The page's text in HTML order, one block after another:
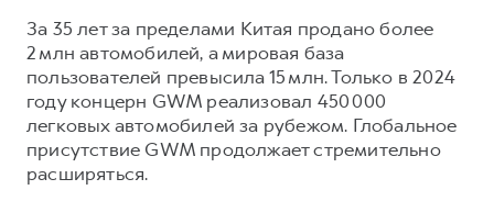
За 35 лет за пределами Китая продано более
2 млн автомобилей, а мировая база
пользователей превысила 15 млн. Только в 2024
году концерн GWM реализовал 450 000
легковых автомобилей за рубежом. Глобальное
присутствие GWM продолжает стремительно
расширяться.